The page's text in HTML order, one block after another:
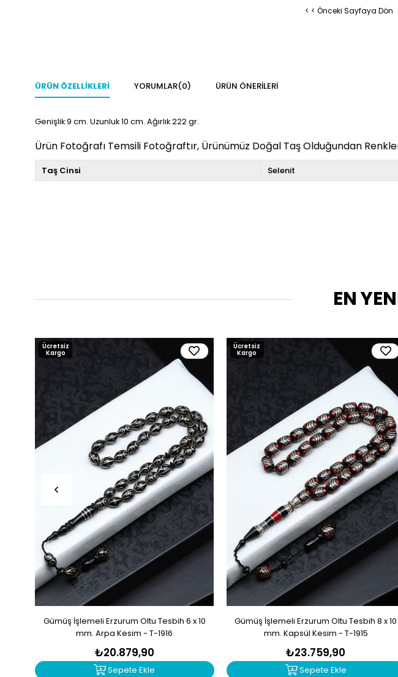
< < Önceki Sayfaya Dön
ÜRÜN ÖZELLIKLERI YORUMLAR(0) ÜRÜN ÖNERILERI
Genişlik 9 cm. Uzunluk 10 cm. Ağırlık 222 gr.
Ürün Fotoğrafı Temsili Fotoğraftır, Ürünümüz Doğal Taş Olduğundan
Taş Cinsi Selenit
EN
Gümüş İşlemeli Erzurum Oltu Tesbih 6 x 10
mm. Arpa Kesim - T-1916
₺20.879,90
Sepete Ekle
Ücretsiz
Kargo
Gümüş İşlemeli Erzurum Oltu Tesbih 8 x 10
mm. Kapsül Kesim - T-1915
₺23.759,90
Sepete Ekle
Ücretsiz
Kargo